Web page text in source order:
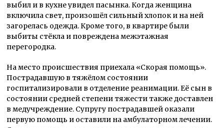
выбил и в кухне увидел пасынка. Когда женщина
включила свет, произошёл сильный хлопок и на ней
загорелась одежда. Кроме того, в квартире были
выбиты стёкла и повреждена межэтажная
перегородка.
На место происшествия приехала «Скорая помощь».
Пострадавшую в тяжёлом состоянии
госпитализировали в отделение реанимации. Её сын в
состоянии средней степени тяжести также доставлен
в медучреждение. Супругу пострадавшей оказали
первую помощь и оставили на амбулаторном лечении.